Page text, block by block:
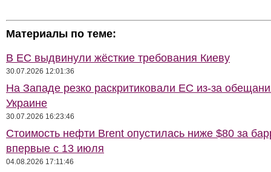
Материалы по теме:
В ЕС выдвинули жёсткие требования Киеву
30.07.2026 12:01:36
На Западе резко раскритиковали ЕС из-за
Украине
30.07.2026 16:23:46
Стоимость нефти Brent опустилась ниже $80 за
впервые с 13 июля
04.08.2026 17:11:46